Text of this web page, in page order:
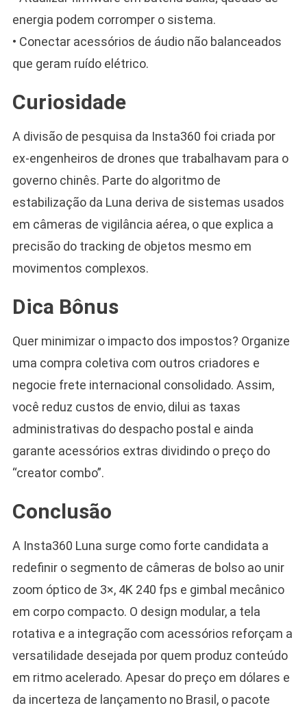
energia podem corromper o sistema.
• Conectar acessórios de áudio não balanceados
que geram ruído elétrico.
Curiosidade
A divisão de pesquisa da Insta360 foi criada por
ex-engenheiros de drones que trabalhavam para o
governo chinês. Parte do algoritmo de
estabilização da Luna deriva de sistemas usados
em câmeras de vigilância aérea, o que explica a
precisão do tracking de objetos mesmo em
movimentos complexos.
Dica Bônus
Quer minimizar o impacto dos impostos? Organize
uma compra coletiva com outros criadores e
negocie frete internacional consolidado. Assim,
você reduz custos de envio, dilui as taxas
administrativas do despacho postal e ainda
garante acessórios extras dividindo o preço do
“creator combo”.
Conclusão
A Insta360 Luna surge como forte candidata a
redefinir o segmento de câmeras de bolso ao unir
zoom óptico de 3×, 4K 240 fps e gimbal mecânico
em corpo compacto. O design modular, a tela
rotativa e a integração com acessórios reforçam a
versatilidade desejada por quem produz conteúdo
em ritmo acelerado. Apesar do preço em dólares e
da incerteza de lançamento no Brasil, o pacote